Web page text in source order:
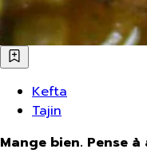
Kefta
Tajin
Mange bien. Pense